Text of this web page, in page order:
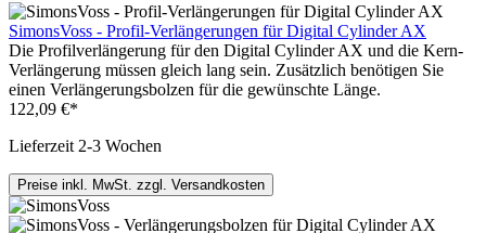
SimonsVoss - Profil-Verlängerungen für Digital Cylinder AX
Die Profilverlängerung für den Digital Cylinder AX und die Kern-
Verlängerung müssen gleich lang sein. Zusätzlich benötigen Sie
einen Verlängerungsbolzen für die gewünschte Länge.
122,09 €*
Lieferzeit 2-3 Wochen
Preise inkl. MwSt. zzgl. Versandkosten